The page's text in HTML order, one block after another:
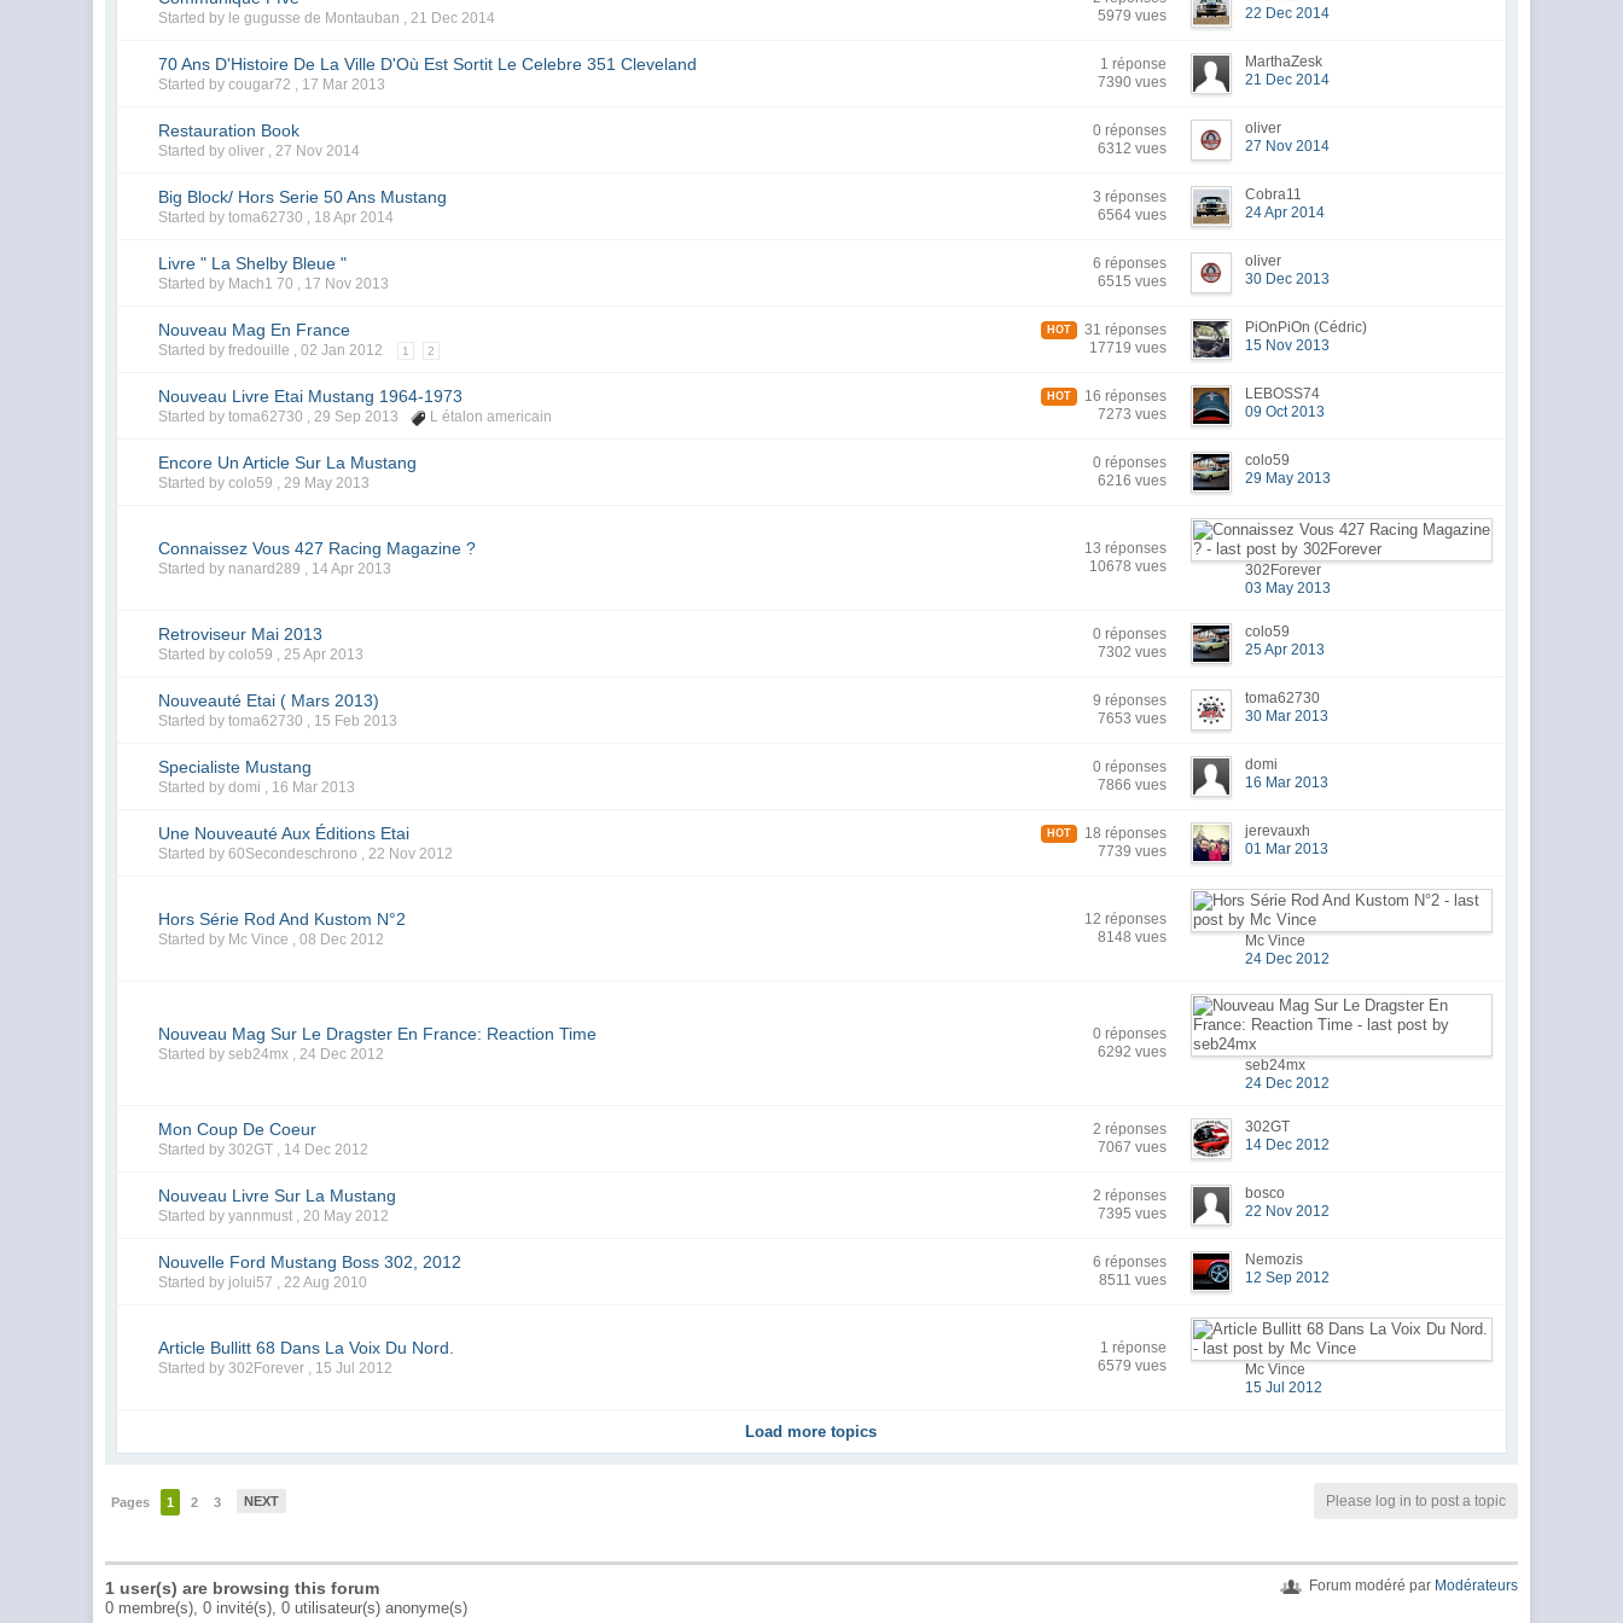
Started by le gugusse de Montauban ,21 Dec 2014
5979 vues
22 Dec 2014
70 Ans D'Histoire De La Ville D'Où Est Sortit Le Celebre 351 Cleveland
Started by cougar72 , 17 Mar 2013
1 réponse
7390 vues
MarthaZesk
21 Dec 2014
Restauration Book
Started by oliver ,27 Nov 2014
0 réponses
6312 vues
oliver
27 Nov 2014
Big Block/ Hors Serie 50 Ans Mustang
Started by toma62730 , 18 Apr 2014
3 réponses
6564 vues
Cobra11
24 Apr 2014
Livre " La Shelby Bleue "
Started by Mach1 70 , 17 Nov 2013
6 réponses
6515 vues
oliver
30 Dec 2013
Nouveau Mag En France
Started by fredouille ,02 Jan 2012 1 2
HOT
31 réponses
17719 vues
PiOnPiOn (Cédric)
15 Nov 2013
Nouveau Livre Etai Mustang 1964-1973
Started by toma62730 ,29 Sep 2013 L étalon americain
HOT
16 réponses
7273 vues
LEBOSS74
09 Oct 2013
Encore Un Article Sur La Mustang
Started by colo59 ,29 May 2013
0 réponses
6216 vues
colo59
29 May 2013
Connaissez Vous 427 Racing Magazine ?
Started by nanard289 , 14 Apr 2013
13 réponses
10678 vues
302Forever
03 May 2013
Retroviseur Mai 2013
Started by colo59 ,25 Apr 2013
0 réponses
7302 vues
colo59
25 Apr 2013
Nouveauté Etai ( Mars 2013)
Started by toma62730 , 15 Feb 2013
9 réponses
7653 vues
toma62730
30 Mar 2013
Specialiste Mustang
Started by domi , 16 Mar 2013
0 réponses
7866 vues
domi
16 Mar 2013
Une Nouveauté Aux Éditions Etai
Started by 60Secondeschrono ,22 Nov 2012
HOT
18 réponses
7739 vues
jerevauxh
01 Mar 2013
Hors Série Rod And Kustom N°2
Started by Mc Vince ,08 Dec 2012
12 réponses
8148 vues
Mc Vince
24 Dec 2012
Nouveau Mag Sur Le Dragster En France: Reaction Time
Started by seb24mx ,24 Dec 2012
0 réponses
6292 vues
seb24mx
24 Dec 2012
Mon Coup De Coeur
Started by 302GT , 14 Dec 2012
2 réponses
7067 vues
302GT
14 Dec 2012
Nouveau Livre Sur La Mustang
Started by yannmust ,20 May 2012
2 réponses
7395 vues
bosco
22 Nov 2012
Nouvelle Ford Mustang Boss 302, 2012
Started by jolui57 ,22 Aug 2010
6 réponses
8511 vues
Nemozis
12 Sep 2012
Article Bullitt 68 Dans La Voix Du Nord.
Started by 302Forever , 15 Jul 2012
1 réponse
6579 vues
Mc Vince
15 Jul 2012
Load more topics
Pages 1 2 3 NEXT Please log in to post a topic
Forum modéré par Modérateurs
1 user(s) are browsing this forum
0 membre(s), 0 invité(s), 0 utilisateur(s) anonyme(s)